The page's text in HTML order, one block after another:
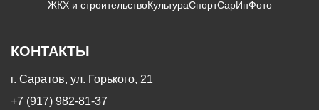
ЖКХ и строительствоКультураСпортСарИнФото
КОНТАКТЫ
г. Саратов, ул. Горького, 21
+7 (917) 982-81-37